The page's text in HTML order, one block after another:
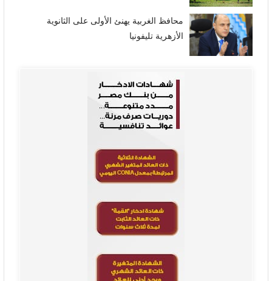
محافظ الغربية يهنئ الأولى على الثانوية
الأزهرية تليفونيا